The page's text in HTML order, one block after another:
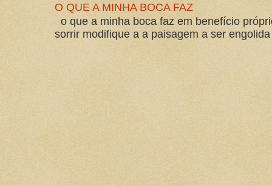
O QUE A MINHA BOCA FAZ
o que a minha boca faz em benefício
sorrir modifique a a paisagem a ser